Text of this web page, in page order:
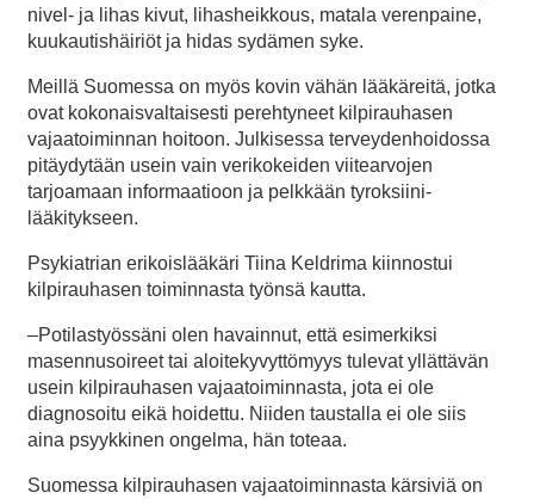
nivel- ja lihas kivut, lihasheikkous, matala verenpaine,
kuukautishäiriöt ja hidas sydämen syke.
Meillä Suomessa on myös kovin vähän lääkäreitä, jotka
ovat kokonaisvaltaisesti perehtyneet kilpirauhasen
vajaatoiminnan hoitoon. Julkisessa terveydenhoidossa
pitäydytään usein vain verikokeiden viitearvojen
tarjoamaan informaatioon ja pelkkään tyroksiini-
lääkitykseen.
Psykiatrian erikoislääkäri Tiina Keldrima kiinnostui
kilpirauhasen toiminnasta työnsä kautta.
–Potilastyössäni olen havainnut, että esimerkiksi
masennusoireet tai aloitekyvyttömyys tulevat yllättävän
usein kilpirauhasen vajaatoiminnasta, jota ei ole
diagnosoitu eikä hoidettu. Niiden taustalla ei ole siis
aina psyykkinen ongelma, hän toteaa.
Suomessa kilpirauhasen vajaatoiminnasta kärsiviä on